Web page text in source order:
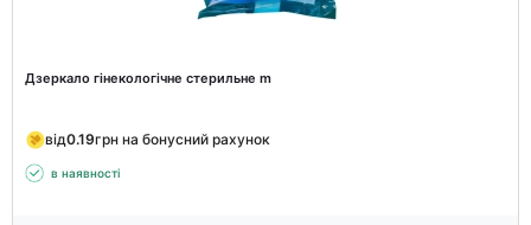
Дзеркало гінекологічне стерильне m
від0.19грн на бонусний рахунок
в наявності